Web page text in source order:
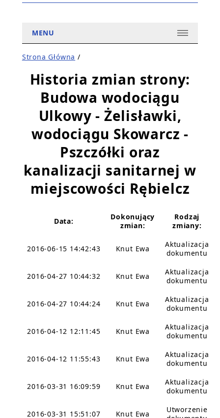
MENU
Strona Główna /
Historia zmian strony:
Budowa wodociągu
Ulkowy - Żelisławki,
wodociągu Skowarcz -
Pszczółki oraz
kanalizacji sanitarnej w
miejscowości Rębielcz
Data:
Dokonujący
zmian:
Rodzaj
zmiany:
2016-06-15 14:42:43 Knut Ewa
Aktualizacja
dokumentu
2016-04-27 10:44:32 Knut Ewa
Aktualizacja
dokumentu
2016-04-27 10:44:24 Knut Ewa
Aktualizacja
dokumentu
2016-04-12 12:11:45 Knut Ewa
Aktualizacja
dokumentu
2016-04-12 11:55:43 Knut Ewa
Aktualizacja
dokumentu
2016-03-31 16:09:59 Knut Ewa
Aktualizacja
dokumentu
2016-03-31 15:51:07 Knut Ewa
Utworzenie